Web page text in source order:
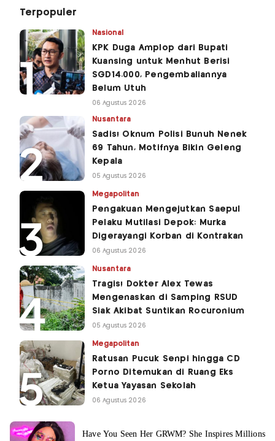
Terpopuler
Nasional
KPK Duga Amplop dari Bupati
Kuansing untuk Menhut Berisi
SGD14.000, Pengembaliannya
Belum Utuh
06 Agustus 2026
Nusantara
Sadis! Oknum Polisi Bunuh Nenek
69 Tahun, Motifnya Bikin Geleng
Kepala
05 Agustus 2026
Megapolitan
Pengakuan Mengejutkan Saepul
Pelaku Mutilasi Depok: Murka
Digerayangi Korban di Kontrakan
06 Agustus 2026
Nusantara
Tragis! Dokter Alex Tewas
Mengenaskan di Samping RSUD
Siak Akibat Suntikan Rocuronium
05 Agustus 2026
Megapolitan
Ratusan Pucuk Senpi hingga CD
Porno Ditemukan di Ruang Eks
Ketua Yayasan Sekolah
06 Agustus 2026